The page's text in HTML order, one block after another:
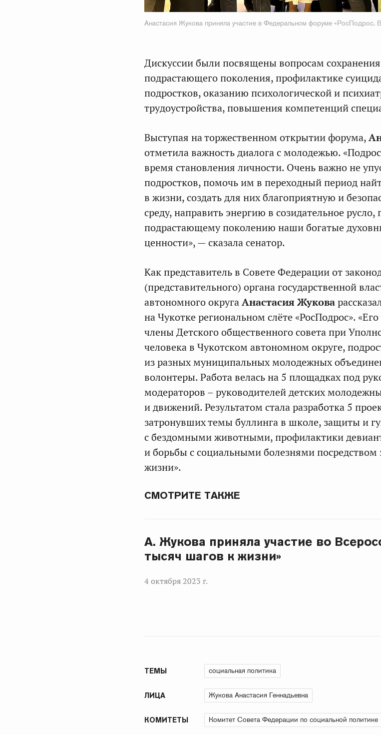
Анастасия Жукова приняла участие в Федеральном форуме «РосПодрос.
Дискуссии были посвящены вопросам
подрастающего поколения, профилактике
подростков, оказанию психологической и
трудоустройства, повышения компетенций
Выступая на торжественном открытии форума,
отметила важность диалога с молодежью.
время становления личности. Очень важно не
подростков, помочь им в переходный период
в жизни, создать для них благоприятную и
среду, направить энергию в созидательное русло,
подрастающему поколению наши богатые
ценности», — сказала сенатор.
Как представитель в Совете Федерации от
(представительного) органа государственной
автономного округаАнастасия Жукова
на Чукотке региональном слёте «РосПодрос».
члены Детского общественного совета при
человека в Чукотском автономном округе,
из разных муниципальных молодежных
волонтеры. Работа велась на 5 площадках под
модераторов – руководителей детских
и движений. Результатом стала разработка 5
затронувших темы буллинга в школе, защиты и
с бездомными животными, профилактики
и борьбы с социальными болезнями посредством
жизни».
СМОТРИТЕ ТАКЖЕ
А. Жукова приняла участие во
тысяч шагов к жизни»
4 октября 2023 г.
ТЕМЫ социальная политика
ЛИЦА Жукова Анастасия Геннадьевна
КОМИТЕТЫ Комитет Совета Федерации по социальной политике